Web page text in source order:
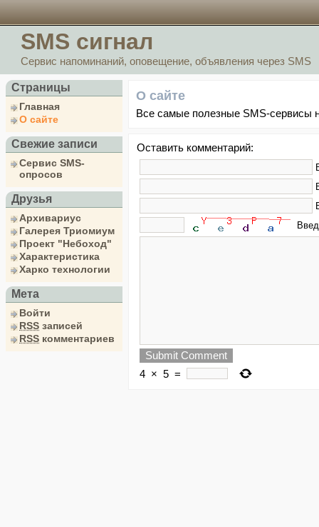
SMS сигнал
Сервис напоминаний, оповещение, объявления через SMS
Страницы
Главная
О сайте
Свежие записи
Сервис SMS-
опросов
Друзья
Архивариус
Галерея Триомиум
Проект "Небоход"
Характеристика
Харко технологии
Мета
Войти
RSS записей
RSS комментариев
О сайте
Все самые полезные SMS-сервисы
Оставить комментарий:
4 × 5 =